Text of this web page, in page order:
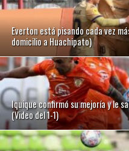
Everton está pisando cada vez
domicilio a Huachipato)
Iquique confirmó su mejoría y le
(Video del 1-1)